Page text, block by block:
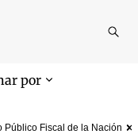
por
Público Fiscal de la Nación